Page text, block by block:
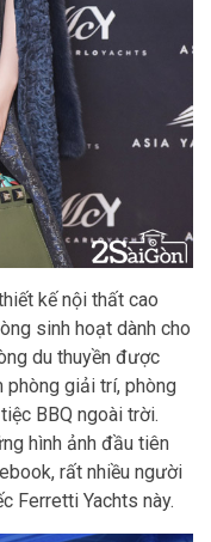
kế nội thất cao
sinh hoạt dành cho
du thuyền được
phòng giải trí, phòng
BBQ ngoài trời.
hình ảnh đầu tiên
rất nhiều người
Ferretti Yachts này.